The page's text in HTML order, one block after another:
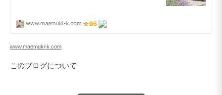
www.maemuki-k.com
このブログについて